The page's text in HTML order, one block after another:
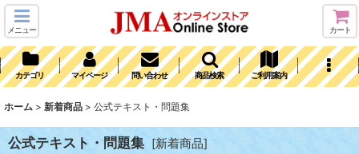
メニュー カート
カテゴリ マイページ 問い合わせ 商品検索 ご利用案内
ホーム > 新着商品 > 公式テキスト・問題集
公式テキスト・問題集 [新着商品]